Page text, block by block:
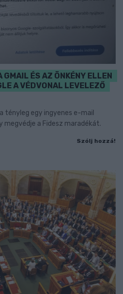
ÉS AZ ÖNKÉNY ELLEN
A VÉDVONAL LEVELEZŐ
tényleg egy ingyenes e-mail
a Fidesz maradékát.
Szólj hozzá!